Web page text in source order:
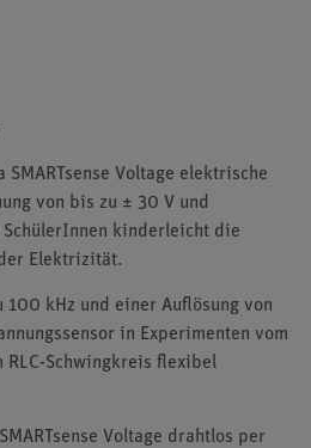
SMARTsense Voltage elektrische
von bis zu ± 30 V und
kinderleicht die
Elektrizität.
kHz und einer Auflösung von
in Experimenten vom
RLC-Schwingkreis flexibel
Voltage drahtlos per